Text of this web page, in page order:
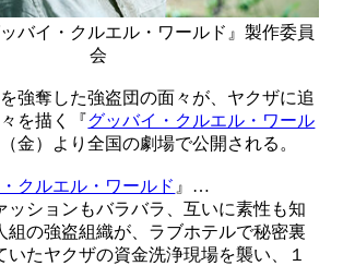
ッバイ・クルエル・ワールド』製作委員
会
強奪した強盗団の面々が、ヤクザに追
を描く『グッバイ・クルエル・ワール
金）より全国の劇場で公開される。
クルエル・ワールド 』…
ッションもバラバラ、互いに素性も知
組の強盗組織が、ラブホテルで秘密裏
いたヤクザの資金洗浄現場を襲い、１